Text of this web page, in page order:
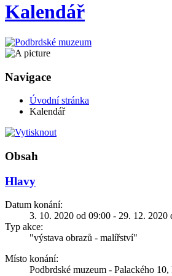
Kalendář
Navigace
Úvodní stránka
Kalendář
Obsah
Hlavy
Datum konání:
3. 10. 2020 od 09:00 - 29. 12. 2020
Typ akce:
"výstava obrazů - malířství"
Místo konání:
Podbrdské muzeum - Palackého